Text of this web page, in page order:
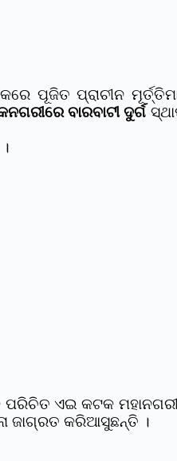
ପୂଜିତ ପ୍ରାଚୀନ
ବାରବାଟୀ ଦୁର୍ଗ
ଏଇ କଟକ
ଜାଗ୍ରତ କରିଆସୁଛନ୍ତି ।